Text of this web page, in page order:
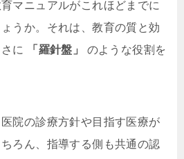
マニュアルがこれほどまでに
うか。それは、教育の質と効
に
「羅針盤」
のような役割を
院の診療方針や目指す医療が
ろん、指導する側も共通の認